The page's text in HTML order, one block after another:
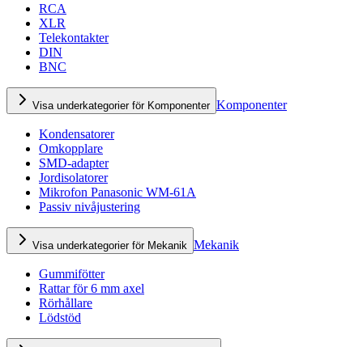
RCA
XLR
Telekontakter
DIN
BNC
Visa underkategorier för Komponenter Komponenter
Kondensatorer
Omkopplare
SMD-adapter
Jordisolatorer
Mikrofon Panasonic WM-61A
Passiv nivåjustering
Visa underkategorier för Mekanik Mekanik
Gummifötter
Rattar för 6 mm axel
Rörhållare
Lödstöd